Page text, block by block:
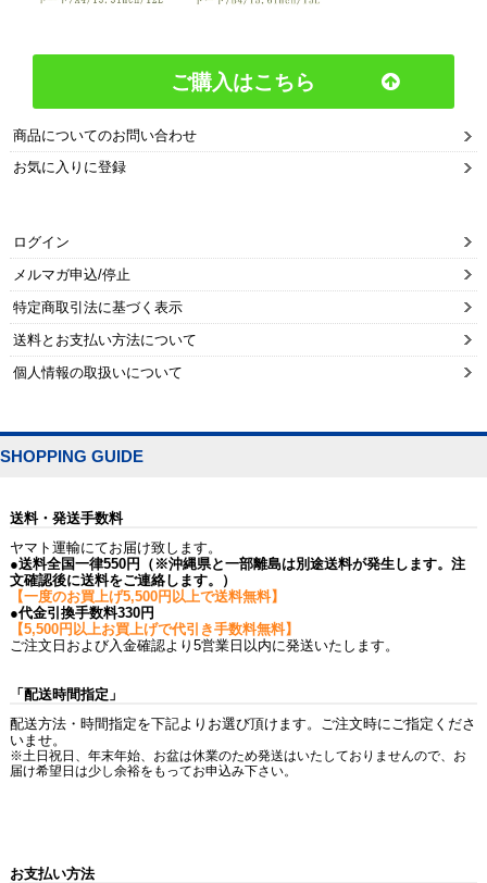
ご購入はこちら
商品についてのお問い合わせ
お気に入りに登録
ログイン
メルマガ申込/停止
特定商取引法に基づく表示
送料とお支払い方法について
個人情報の取扱いについて
SHOPPING GUIDE
送料・発送手数料
ヤマト運輸にてお届け致します。
●送料全国一律550円（※沖縄県と一部離島は別途送料が発生します。注
文確認後に送料をご連絡します。）
【一度のお買上げ5,500円以上で送料無料】
●代金引換手数料330円
【5,500円以上お買上げで代引き手数料無料】
ご注文日および入金確認より5営業日以内に発送いたします。
「配送時間指定」
配送方法・時間指定を下記よりお選び頂けます。ご注文時にご指定くださ
いませ。
※土日祝日、年末年始、お盆は休業のため発送はいたしておりませんので、お
届け希望日は少し余裕をもってお申込み下さい。
お支払い方法